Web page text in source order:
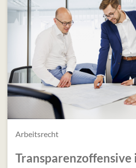
Arbeitsrecht
Transparenzoffensive